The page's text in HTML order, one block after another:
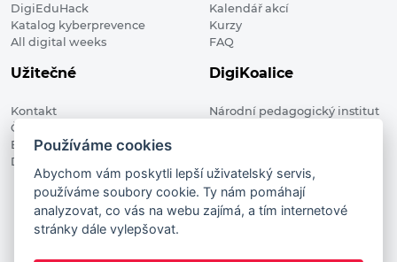
DigiEduHack
Katalog kyberprevence
All digital weeks
Kalendář akcí
Kurzy
FAQ
Užitečné
Kontakt
Členské organizace
Blog
Digitalizace ve vzdělávání
DigiKoalice
Národní pedagogický institut
DigiKoalice 2021. All rights reserved
Vstup do administrace
This project has received funding from the European
Používáme cookies
Abychom vám poskytli lepší uživatelský servis,
používáme soubory cookie. Ty nám pomáhají
analyzovat, co vás na webu zajímá, a tím internetové
stránky dále vylepšovat.